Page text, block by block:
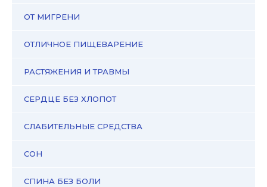
ОТ МИГРЕНИ
ОТЛИЧНОЕ ПИЩЕВАРЕНИЕ
РАСТЯЖЕНИЯ И ТРАВМЫ
СЕРДЦЕ БЕЗ ХЛОПОТ
СЛАБИТЕЛЬНЫЕ СРЕДСТВА
СОН
СПИНА БЕЗ БОЛИ